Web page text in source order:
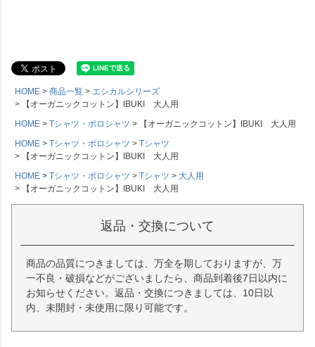
HOME 商品一覧
エシカルシリーズ
【オーガニックコットン】IBUKI 大人用
HOME
Tシャツ・ポロシャツ
【オーガニックコットン】IBUKI 大人用
HOME
Tシャツ・ポロシャツ
Tシャツ
【オーガニックコットン】IBUKI 大人用
HOME
Tシャツ・ポロシャツ Tシャツ
大人用
【オーガニックコットン】IBUKI 大人用
返品・交換について
商品の品質につきましては、万全を期しておりますが、万
一不良・破損などがございましたら、商品到着後7日以内に
お知らせください。返品・交換につきましては、10日以
内、未開封・未使用に限り可能です。